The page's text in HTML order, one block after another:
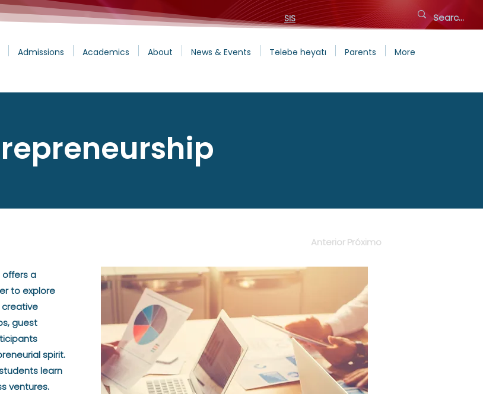
SIS
Admissions Academics About News & Events Tələbə həyatı Parents More
offers a
to explore
creative
guest
spirit.
learn
ventures.
AnteriorPróximo